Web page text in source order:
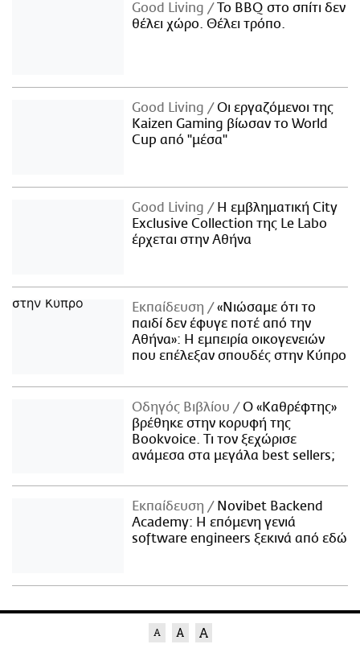
Good Living
Το BBQ στο σπίτι δεν
θέλει χώρο. Θέλει τρόπο.
Good Living
Οι εργαζόμενοι της
Kaizen Gaming βίωσαν το World
Cup από "μέσα"
Good Living
Η εμβληματική City
Exclusive Collection της Le Labo
έρχεται στην Αθήνα
Εκπαίδευση
«Νιώσαμε ότι το
παιδί δεν έφυγε ποτέ από την
Αθήνα»: Η εμπειρία οικογενειών
που επέλεξαν σπουδές στην Κύπρο
Οδηγός Βιβλίου
Ο «Καθρέφτης»
βρέθηκε στην κορυφή της
Bookvoice. Τι τον ξεχώρισε
ανάμεσα στα μεγάλα best sellers;
Εκπαίδευση
Novibet Backend
Academy: Η επόμενη γενιά
software engineers ξεκινά από εδώ